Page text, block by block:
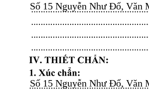
Số 15 Nguyễn Như Đổ, Văn
Số 15 Nguyễn Như Đổ, Văn